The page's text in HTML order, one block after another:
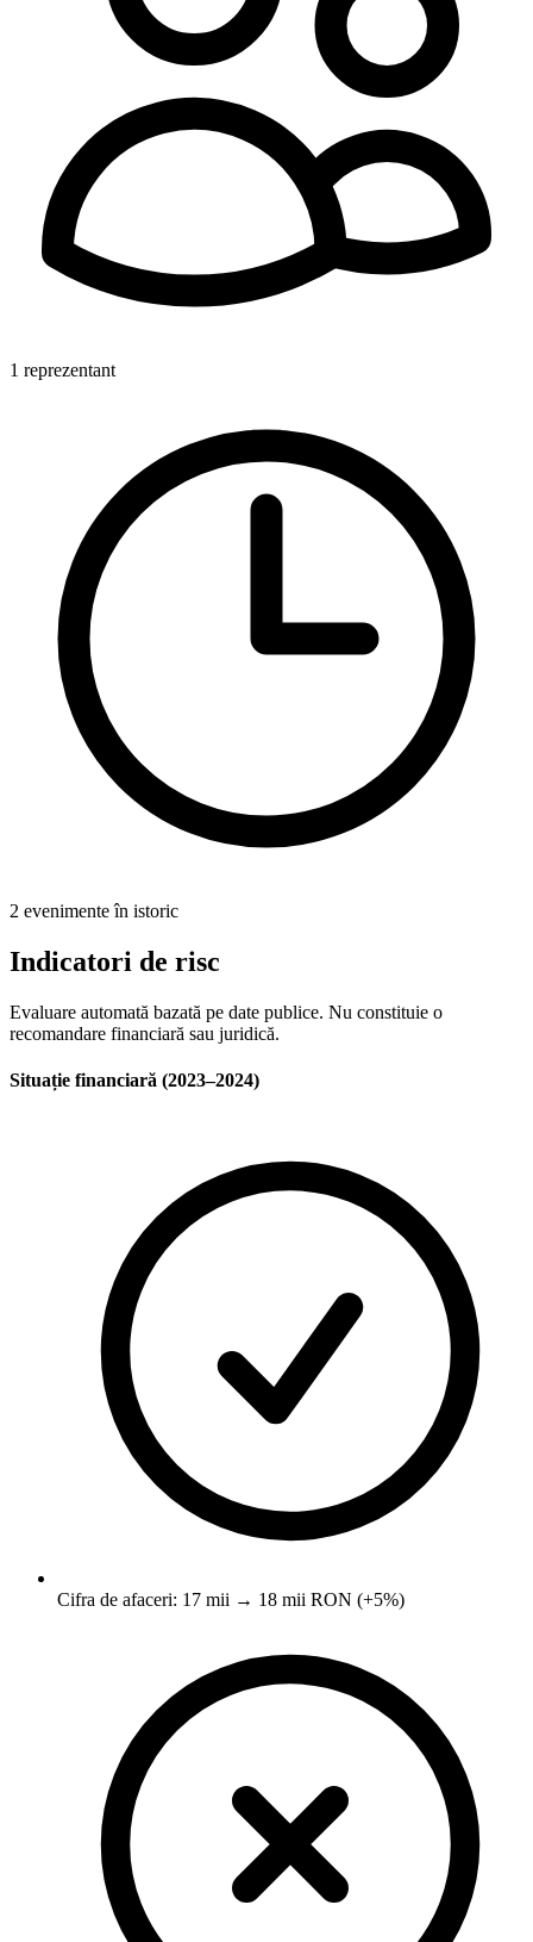
1 reprezentant
2 evenimente în istoric
Indicatori de risc
Evaluare automată bazată pe date publice. Nu constituie o
recomandare financiară sau juridică.
Situație financiară (2023–2024)
Cifra de afaceri: 17 mii → 18 mii RON (+5%)